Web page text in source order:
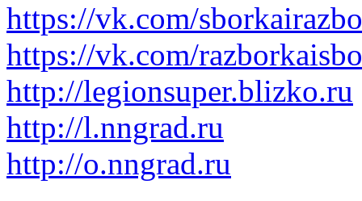
https://vk.com/
https://vk.com/
http://legionsuper.blizko.ru
http://l.nngrad.ru
http://o.nngrad.ru